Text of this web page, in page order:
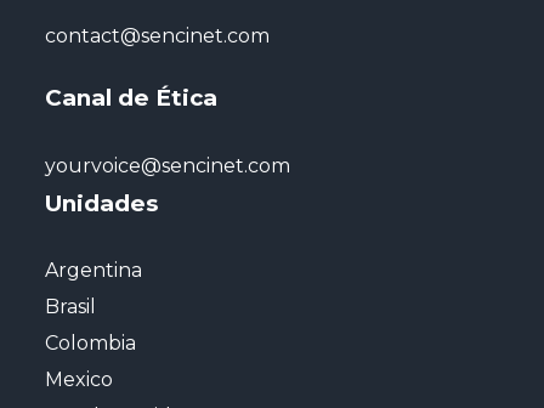
contact@sencinet.com
Canal de Ética
yourvoice@sencinet.com
Unidades
Argentina
Brasil
Colombia
Mexico